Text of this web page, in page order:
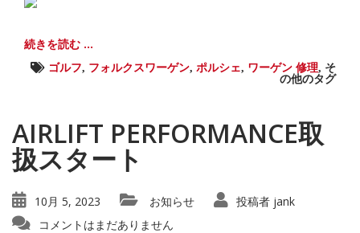
続きを読む ...
ゴルフ, フォルクスワーゲン, ポルシェ, ワーゲン 修理, そ
の他のタグ
AIRLIFT PERFORMANCE取
扱スタート
10月 5, 2023 お知らせ 投稿者 jank
コメントはまだありません